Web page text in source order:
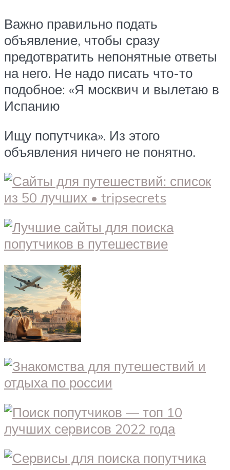
Важно правильно подать
объявление, чтобы сразу
предотвратить непонятные ответы
на него. Не надо писать что-то
подобное: «Я москвич и вылетаю в
Испанию
Ищу попутчика». Из этого
объявления ничего не понятно.